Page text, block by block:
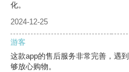
化。
2024-12-25
游客
这款app的售后服务非常完善，遇
够放心购物。